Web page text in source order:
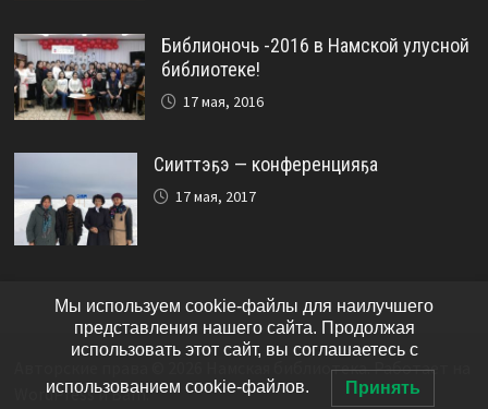
Библионочь -2016 в Намской улусной
библиотеке!
17 мая, 2016
Сииттэҕэ — конференцияҕа
17 мая, 2017
Намская библиотека. Работает на
WordPressиBam.
Мы используем cookie-файлы для наилучшего
представления нашего сайта. Продолжая
использовать этот сайт, вы соглашаетесь с
использованием cookie-файлов. Принять